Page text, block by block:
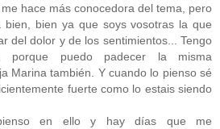
hace más conocedora del tema, pero
bien ya que soys vosotras la que
del dolor y de los sentimientos... Tengo
porque puedo padecer la misma
Marina también. Y cuando lo pienso sé
fuerte como lo estais siendo
en ello y hay días que me